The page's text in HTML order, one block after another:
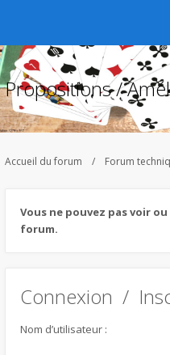
Propositions /
Accueil du forum Forum
Vous ne pouvez pas voir
forum.
Connexion /
Nom d’utilisateur :